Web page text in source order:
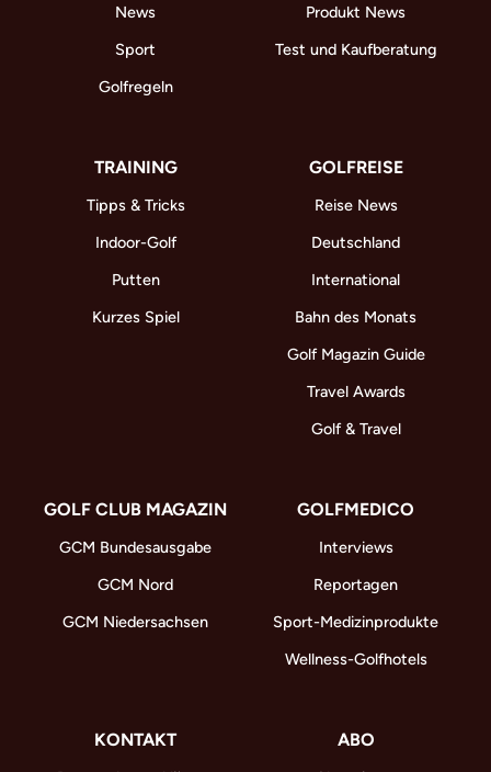
News
Sport
Golfregeln
Produkt News
Test und Kaufberatung
TRAINING
Tipps & Tricks
Indoor-Golf
Putten
Kurzes Spiel
GOLFREISE
Reise News
Deutschland
International
Bahn des Monats
Golf Magazin Guide
Travel Awards
Golf & Travel
GOLF CLUB MAGAZIN
GCM Bundesausgabe
GCM Nord
GCM Niedersachsen
GOLFMEDICO
Interviews
Reportagen
Sport-Medizinprodukte
Wellness-Golfhotels
KONTAKT ABO